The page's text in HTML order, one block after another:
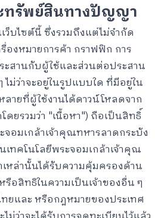
ะทรัพย์สินทางปัญญา
บไซต์นี้ ซึ่งรวมถึงแต่ไม่จำกัด
องหมายการค้า กราฟฟิก การ
สานกับผู้ใช้และส่วนต่อประสาน
ไม่ว่าจะอยู่ในรูปแบบใด ที่มีอยู่ใน
ายที่ผู้ใช้งานได้ดาวน์โหลดจาก
ดยรวมว่า "เนื้อหา") ถือเป็นสิทธิ์
อมเกล้าเจ้าคุณทหารลาดกระบัง
คโนโลยีพระจอมเกล้าเจ้าคุณ
หล่านั้นได้รับความคุ้มครองด้าน
สิทธิในความเป็นเจ้าของอื่น ๆ
ยและ หรือกฎหมายของประเทศ